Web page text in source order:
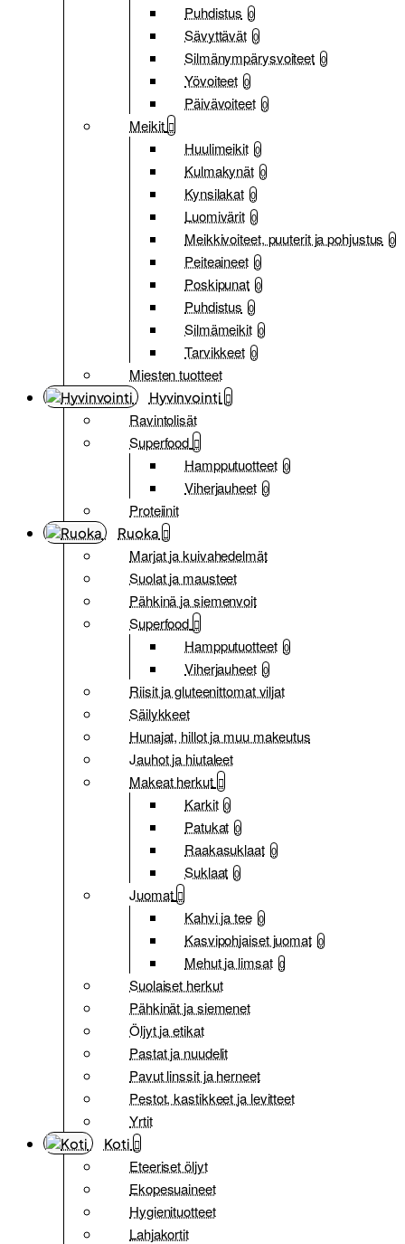
Puhdistus 0
Sävyttävät 0
Silmänympärysvoiteet 0
Yövoiteet 0
Päivävoiteet 0
Meikit
Huulimeikit 0
Kulmakynät 0
Kynsilakat 0
Luomivärit 0
Meikkivoiteet, puuterit ja pohjustus 0
Peiteaineet 0
Poskipunat 0
Puhdistus 0
Silmämeikit 0
Tarvikkeet 0
Miesten tuotteet
Hyvinvointi
Ravintolisät
Superfood
Hampputuotteet 0
Viherjauheet 0
Proteiinit
Ruoka
Marjat ja kuivahedelmät
Suolat ja mausteet
Pähkinä ja siemenvoit
Superfood
Hampputuotteet 0
Viherjauheet 0
Riisit ja gluteenittomat viljat
Säilykkeet
Hunajat, hillot ja muu makeutus
Jauhot ja hiutaleet
Makeat herkut
Karkit 0
Patukat 0
Raakasuklaat 0
Suklaat 0
Juomat
Kahvi ja tee 0
Kasvipohjaiset juomat 0
Mehut ja limsat 0
Suolaiset herkut
Pähkinät ja siemenet
Öljyt ja etikat
Pastat ja nuudelit
Pavut linssit ja herneet
Pestot, kastikkeet ja levitteet
Yrtit
Koti
Eteeriset öljyt
Ekopesuaineet
Hygienituotteet
Lahjakortit